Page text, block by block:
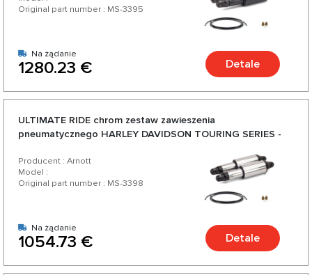
Original part number : MS-3395
Na żądanie
1280.23 € Detale
ULTIMATE RIDE chrom zestaw zawieszenia
pneumatycznego HARLEY DAVIDSON TOURING SERIES -
Producent : Arnott
Model :
Original part number : MS-3398
Na żądanie
1054.73 € Detale